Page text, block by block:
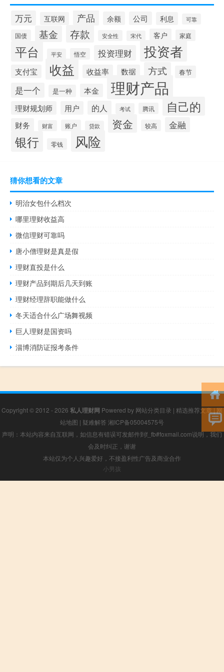
万元 互联网 产品 余额 公司 利息 可靠
国债 基金 存款 安全性 宋代 客户 家庭
平台 平安 悟空 投资理财 投资者
支付宝 收益 收益率 数据 方式 春节
是一个 是一种 本金 理财产品
理财规划师 用户 的人 考试 腾讯 自己的
财务 财富 账户 贷款 资金 较高 金融
银行 零钱 风险
猜你想看的文章
明治女包什么档次
哪里理财收益高
微信理财可靠吗
唐小僧理财是真是假
理财直投是什么
理财产品到期后几天到账
理财经理辞职能做什么
冬天适合什么广场舞视频
巨人理财是国资吗
淄博消防证报考条件
Copyright © 2012 - 2026 私人理财网 Powered by 网站分类目录 | 精选推荐文章|网
站地图 | 疑难解答 湘ICP备05004575号
声明：本站内容来自互联网，如信息有错误可发邮件到f_fb#foxmail.com说明，我们
会及时纠正，谢谢
本站仅为个人兴趣爱好，不接盈利性广告及商业合作
小男孩